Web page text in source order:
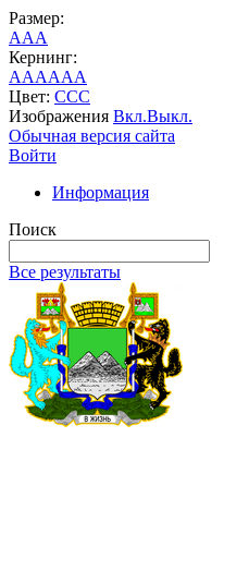
Размер:
AAA
Кернинг:
AAAAAA
Цвет: CCC
Изображения Вкл.Выкл.
Обычная версия сайта
Войти
Информация
Поиск
Все результаты